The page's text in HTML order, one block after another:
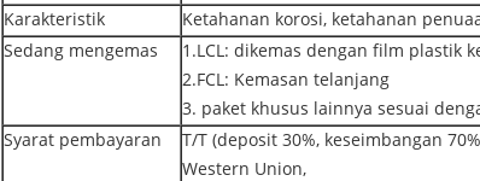
Karakteristik
Ketahanan korosi, ketahanan
Sedang mengemas
1.LCL: dikemas dengan film plastik
2.FCL: Kemasan telanjang
3. paket khusus lainnya sesuai
Syarat pembayaran
T/T (deposit 30%, keseimbangan
Western Union,